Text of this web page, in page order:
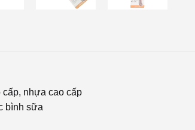
cấp, nhựa cao cấp
bình sữa